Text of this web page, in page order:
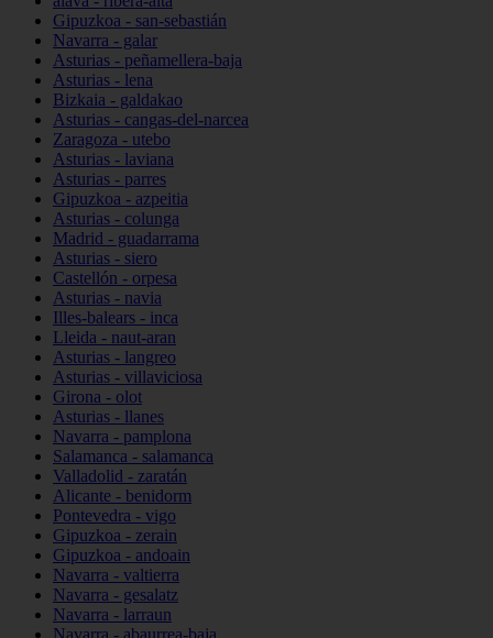
Gipuzkoa - san-sebastián
Navarra - galar
Asturias - peñamellera-baja
Asturias - lena
Bizkaia - galdakao
Asturias - cangas-del-narcea
Zaragoza - utebo
Asturias - laviana
Asturias - parres
Gipuzkoa - azpeitia
Asturias - colunga
Madrid - guadarrama
Asturias - siero
Castellón - orpesa
Asturias - navia
Illes-balears - inca
Lleida - naut-aran
Asturias - langreo
Asturias - villaviciosa
Girona - olot
Asturias - llanes
Navarra - pamplona
Salamanca - salamanca
Valladolid - zaratán
Alicante - benidorm
Pontevedra - vigo
Gipuzkoa - zerain
Gipuzkoa - andoain
Navarra - valtierra
Navarra - gesalatz
Navarra - larraun
Navarra - abaurrea-baja